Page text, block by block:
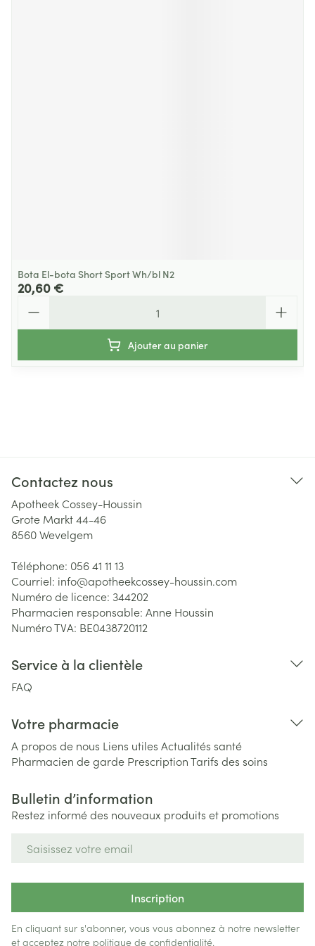
Bota El-bota Short Sport Wh/bl N2
20,60 €
Ajouter au panier
Contactez nous
Apotheek Cossey-Houssin
Grote Markt 44-46
8560Wevelgem
Téléphone: 056 41 11 13
Courriel: info@apotheekcossey-houssin.com
Numéro de licence: 344202
Pharmacien responsable: Anne Houssin
Numéro TVA: BE0438720112
Service à la clientèle
FAQ
Votre pharmacie
A propos de nous Liens utiles Actualités santé
Pharmacien de garde PrescriptionTarifs des soins
Bulletin d’information
Restez informé des nouveaux produits et promotions
Inscription
En cliquant sur s'abonner, vous vous abonnez à notre newsletter
et acceptez notre politique de confidentialité.